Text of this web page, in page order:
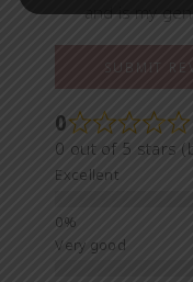
and is my
SUBMIT
0
0 out of 5 stars
Excellent
Very good